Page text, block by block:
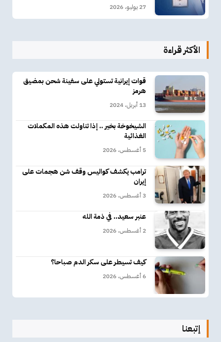
27 يوليو، 2026
الأكثر قراءة
قوات إيرانية تستولي على سفينة شحن بمضيق
هرمز
13 أبريل، 2024
الشيخوخة بخير .. إذا تناولت هذه المكملات
الغذائية
5 أغسطس، 2026
ترامب يكشف كواليس وقف شن هجمات على
إيران
3 أغسطس، 2026
عنبر سعيد.. في ذمة الله
2 أغسطس، 2026
كيف تسيطر على سكر الدم صباحا؟
6 أغسطس، 2026
إتبعنا